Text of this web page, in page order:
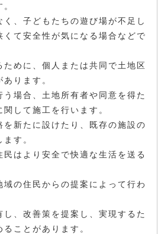
、子どもたちの遊び場が不足し
くて安全性が気になる場合などで
ために、個人または共同で土地区
ります。
場合、土地所有者や同意を得た
して施工を行います。
新たに設けたり、既存の施設の
す。
はより安全で快適な生活を送る
域の住民からの提案によって行わ
、改善策を提案し、実現するた
ことがあります。